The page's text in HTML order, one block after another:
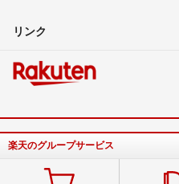
リンク
楽天のグループサービス